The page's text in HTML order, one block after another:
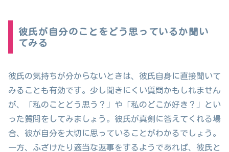
彼氏が自分のことをどう思っているか聞い
てみる
彼氏の気持ちが分からないときは、彼氏自身に直接聞いて
みることも有効です。少し聞きにくい質問かもしれません
が、「私のことどう思う？」や「私のどこが好き？」とい
った質問をしてみましょう。彼氏が真剣に答えてくれる場
合、彼が自分を大切に思っていることがわかるでしょう。
一方、ふざけたり適当な返事をするようであれば、彼氏と